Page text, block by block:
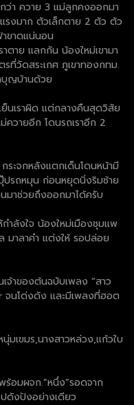
ว่า ควาย 3 แม่ลูกคงออกมา
รงมาก ตัวเล็กตาย 2 ตัว ตัว
ขาดแน่นอน
ตาย แลกกัน น้องใหม่เขามา
ที่วัดสระเกศ ภูเขาทองกทม.
บุญบ้านด้วย
ย็นเราผิด แต่กลางคืนสุดวิสัย
ควายอีก โดนรถเราอีก 2
ระจกหลังแตกเด็นโดนหน้ามี
รถหมุน ก่อนหยุดนิ่งริมซ้าย
มาช่วยถึงออกมาได้ครับ
ำลังใจ น้องใหม่เมืองชุมแพ
มาลาคำ แต่งให้ รอปล่อย
จ้าของต้นฉบับเพลง “สาว
จนโด่งดัง และมีเพลงที่ฮอต
มเขมร,นางสาวหล่วง,แก้วใบ
ร้อมผจก.”หนึ่ง”รอดจาก
ดังปังอย่างเดียว